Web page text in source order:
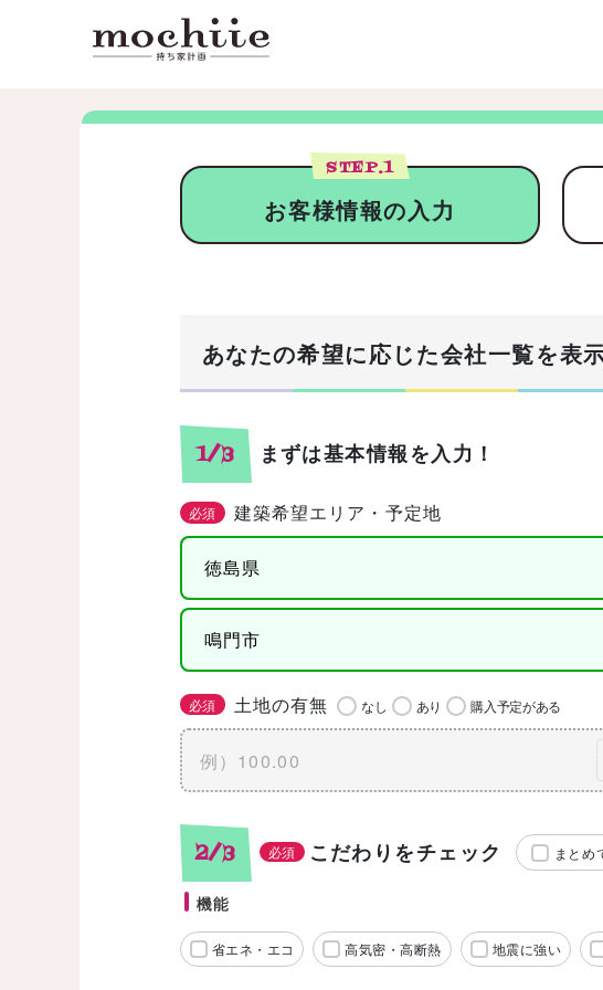
STEP.1
お客様情報の入力
あなたの希望に応じた会社一覧を表
1/3 まずは基本情報を入力！
必須 建築希望エリア・予定地
必須 土地の有無 なし あり 購入予定がある
2/3 必須 こだわりをチェック まとめ
機能
省エネ・エコ 高気密・高断熱 地震に強い